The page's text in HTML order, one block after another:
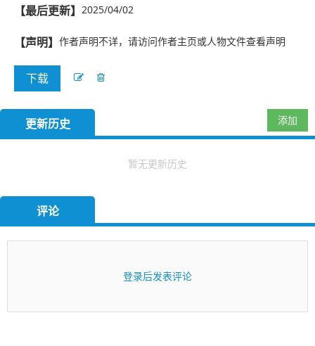
【最后更新】 2025/04/02
【声明】 作者声明不详，请访问作者主页或人物文件查看声明
下载
更新历史 添加
暂无更新历史
评论
登录后发表评论